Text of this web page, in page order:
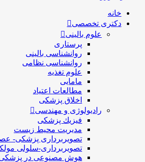
خانه
دکتری تخصصی
علوم بالینی
پرستاری
روانشناسی بالینی
روانشناسی نظامی
علوم تغذیه
مامایی
مطالعات اعتیاد
اخلاق پزشکی
رادیولوژی و مهندسی
فيزيك پزشکی
مدیریت محیط زیست
تصویربرداری پزشکی-
تصویربرداری-سلولی
هوش مصنوعی در